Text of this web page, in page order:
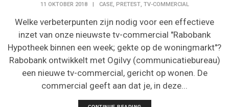
11 OKTOBER 2018 CASE, PRETEST, TV-COMMERCIAL
Welke verbeterpunten zijn nodig voor een effectieve
inzet van onze nieuwste tv-commercial "Rabobank
Hypotheek binnen een week; gekte op de woningmarkt"?
Rabobank ontwikkelt met Ogilvy (communicatiebureau)
een nieuwe tv-commercial, gericht op wonen. De
commercial geeft aan dat je, in deze...